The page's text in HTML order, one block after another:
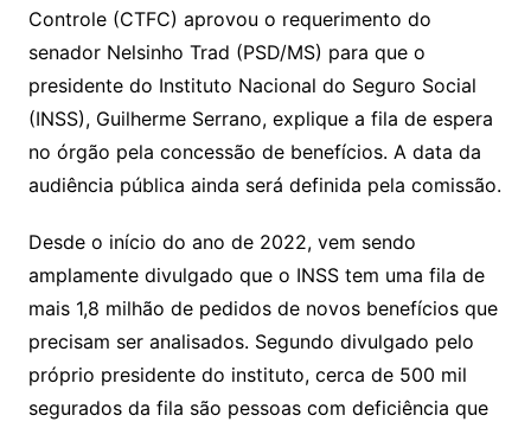
Controle (CTFC) aprovou o requerimento do
senador Nelsinho Trad (PSD/MS) para que o
presidente do Instituto Nacional do Seguro Social
(INSS), Guilherme Serrano, explique a fila de espera
no órgão pela concessão de benefícios. A data da
audiência pública ainda será definida pela comissão.
Desde o início do ano de 2022, vem sendo
amplamente divulgado que o INSS tem uma fila de
mais 1,8 milhão de pedidos de novos benefícios que
precisam ser analisados. Segundo divulgado pelo
próprio presidente do instituto, cerca de 500 mil
segurados da fila são pessoas com deficiência que